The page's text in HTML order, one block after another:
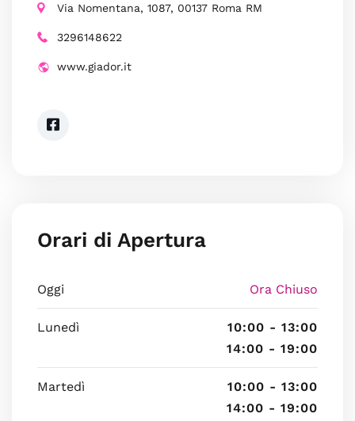
Via Nomentana, 1087, 00137 Roma RM
3296148622
www.giador.it
Orari di Apertura
Oggi Ora Chiuso
Lunedì
10:00 - 13:00
14:00 - 19:00
Martedì
10:00 - 13:00
14:00 - 19:00